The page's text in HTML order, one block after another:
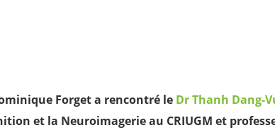
Forget a rencontré le Dr Thanh Dang-
et la Neuroimagerie au CRIUGM et